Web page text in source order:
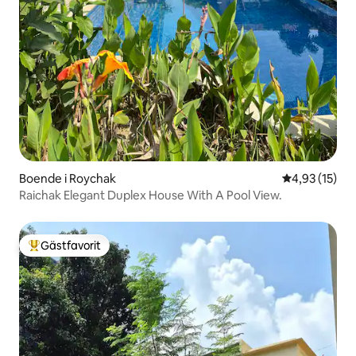
Boende i Roychak 4,93 av 5 i
4,93 (15)
Raichak Elegant Duplex House With A Pool View.
Populär gästfavorit
Gästfavorit